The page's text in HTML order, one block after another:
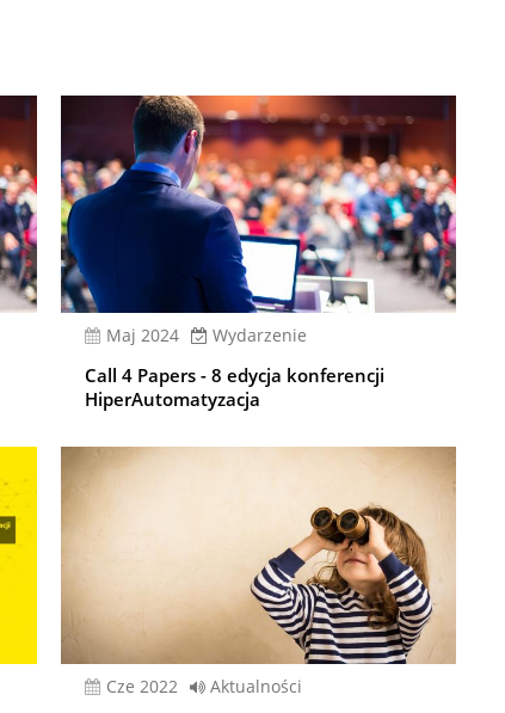
Maj 2024 Wydarzenie
Call 4 Papers - 8 edycja konferencji
HiperAutomatyzacja
cze 2022 Aktualności